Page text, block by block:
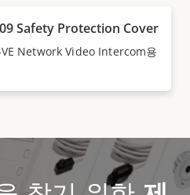
Safety Protection Cover
VE Network Video Intercom용